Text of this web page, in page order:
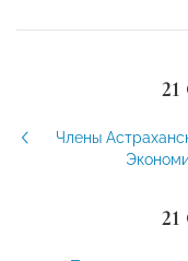
21
Члены
21